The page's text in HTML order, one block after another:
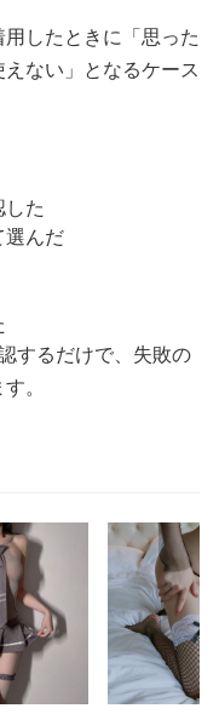
したときに「思った
ない」となるケース
た
選んだ
するだけで、失敗の
。